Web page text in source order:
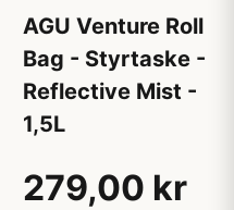
AGU Venture Roll
Bag - Styrtaske -
Reflective Mist -
1,5L
279,00 kr